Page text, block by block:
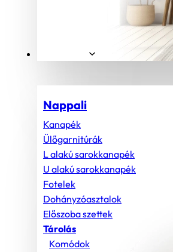
Nappali
Kanapék
Ülőgarnitúrák
L alakú sarokkanapék
U alakú sarokkanapék
Fotelek
Dohányzóasztalok
Előszoba szettek
Tárolás
Komódok